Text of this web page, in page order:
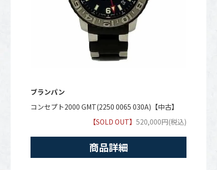
ブランパン
コンセプト2000 GMT(2250 0065 030A)【中古】
【SOLD OUT】520,000円(税込)
商品詳細